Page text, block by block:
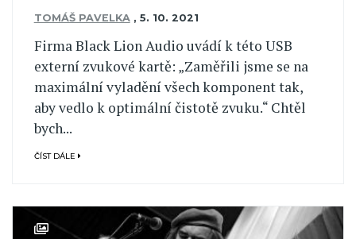
TOMÁŠ PAVELKA , 5. 10. 2021
Firma Black Lion Audio uvádí k této USB
externí zvukové kartě: „Zaměřili jsme se na
maximální vyladění všech komponent tak,
aby vedlo k optimální čistotě zvuku.“ Chtěl
bych...
ČÍST DÁLE